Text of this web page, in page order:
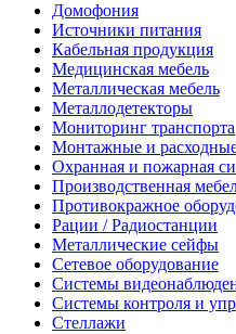
Домофония
Источники питания
Кабельная продукция
Медицинская мебель
Металлическая мебель
Металлодетекторы
Мониторинг транспорта
Монтажные и
Охранная и пожарная
Производственная
Противокражное
Рации / Радиостанции
Металлические сейфы
Сетевое оборудование
Системы
Системы контроля и
Стеллажи